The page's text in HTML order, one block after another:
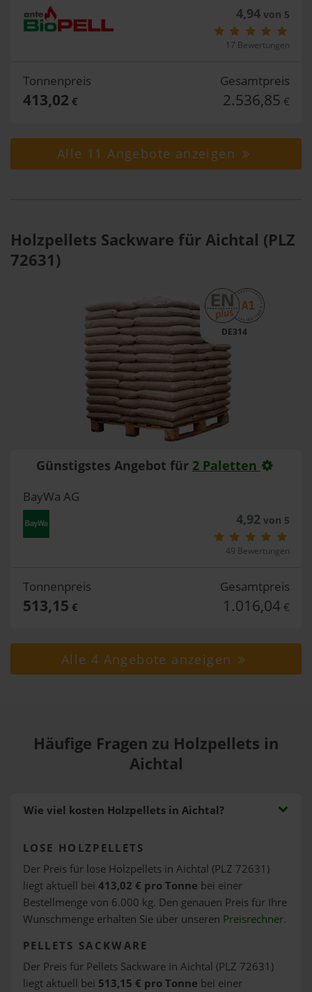
4,94von 5
17 Bewertungen
Tonnenpreis
413,02 €
Gesamtpreis
2.536,85 €
Alle 11 Angebote anzeigen
Holzpellets Sackware für Aichtal (PLZ
72631)
DE314
Günstigstes Angebot für 2 Paletten
BayWa AG
4,92von 5
49 Bewertungen
Tonnenpreis
513,15 €
Gesamtpreis
1.016,04 €
Alle 4 Angebote anzeigen
Häufige Fragen zu Holzpellets in
Aichtal
Wie viel kosten Holzpellets in Aichtal?
LOSE HOLZPELLETS
Der Preis für lose Holzpellets in Aichtal (PLZ 72631)
liegt aktuell bei 413,02 € pro Tonne bei einer
Bestellmenge von 6.000 kg. Den genauen Preis für Ihre
Wunschmenge erhalten Sie über unseren Preisrechner.
PELLETS SACKWARE
Der Preis für Pellets Sackware in Aichtal (PLZ 72631)
liegt aktuell bei 513,15 € pro Tonne bei einer